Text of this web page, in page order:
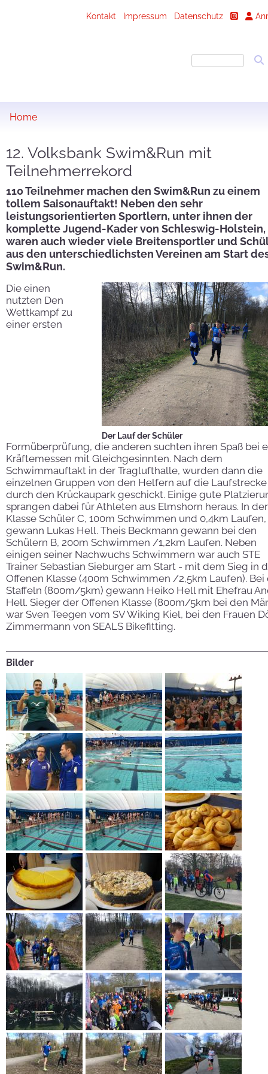
Kontakt Impressum Datenschutz
Home
12. Volksbank Swim&Run mit
Teilnehmerrekord
110 Teilnehmer machen den Swim&Run zu einem
tollem Saisonauftakt! Neben den sehr
leistungsorientierten Sportlern, unter ihnen der
komplette Jugend-Kader von Schleswig-Holstein,
waren auch wieder viele Breitensportler und
aus den unterschiedlichsten Vereinen am Start
Swim&Run.
Der Lauf der Schüler
Die einen
nutzten Den
Wettkampf zu
einer ersten
Formüberprüfung, die anderen suchten ihren Spaß bei
Kräftemessen mit Gleichgesinnten. Nach dem
Schwimmauftakt in der Traglufthalle, wurden dann die
einzelnen Gruppen von den Helfern auf die Laufstrecke
durch den Krückaupark geschickt. Einige gute
sprangen dabei für Athleten aus Elmshorn heraus. In der
Klasse Schüler C, 100m Schwimmen und 0,4km Laufen,
gewann Lukas Hell. Theis Beckmann gewann bei den
Schülern B, 200m Schwimmen /1,2km Laufen. Neben
einigen seiner Nachwuchs Schwimmern war auch STE
Trainer Sebastian Sieburger am Start - mit dem Sieg in
Offenen Klasse (400m Schwimmen /2,5km Laufen). Bei
Staffeln (800m/5km) gewann Heiko Hell mit Ehefrau
Hell. Sieger der Offenen Klasse (800m/5km bei den
war Sven Teegen vom SV Wiking Kiel, bei den Frauen
Zimmermann von SEALS Bikefitting.
Bilder